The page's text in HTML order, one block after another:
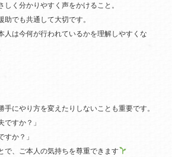
しく分かりやすく声をかけること。
助でも共通して大切です。
人は今何が行われているかを理解しやすくな
手にやり方を変えたりしないことも重要です。
ですか？」
すか？」
で、ご本人の気持ちを尊重できます